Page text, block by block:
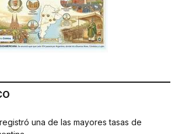
una de las mayores tasas de